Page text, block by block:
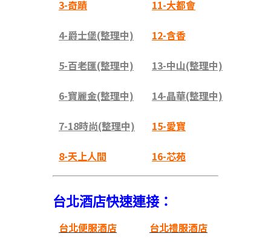
3-奇蹟 11-大都會
4-爵士堡(整理中) 12-含香
5-百老匯(整理中) 13-中山(整理中)
6-寶麗金(整理中) 14-晶華(整理中)
7-18時尚(整理中) 15-愛寶
8-天上人間 16-芯苑
台北酒店快速連接：
台北便服酒店 台北禮服酒店